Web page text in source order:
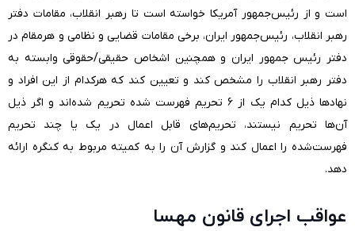
است و از رئیس‌جمهور آمریکا خواسته است تا رهبر انقلاب، مقامات دفتر
رهبر انقلاب، رئیس‌جمهور ایران، برخی مقامات قضایی و نظامی و هرمقام در
دفتر رئیس جمهور ایران و همچنین اشخاص حقیقی/حقوقی وابسته به
دفتر رهبر انقلاب را مشخص کند و تعیین کند که هرکدام از این افراد و
نهادها ذیل کدام یک از ۶ تحریم فهرست شده تحریم شده‌اند و اگر ذیل
‌آن‌ها تحریم نیستند، تحریم‌های قابل اعمال در یک یا چند تحریم
فهرست‌شده را اعمال کند و گزارش آن را به کمیته مربوط به کنگره ارائه
دهد.
عواقب اجرای قانون مهسا